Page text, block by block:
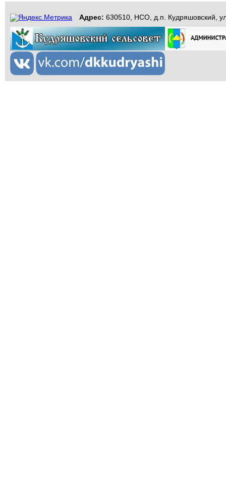
Адрес: 630510, НСО, д.п. Кудряшовский,